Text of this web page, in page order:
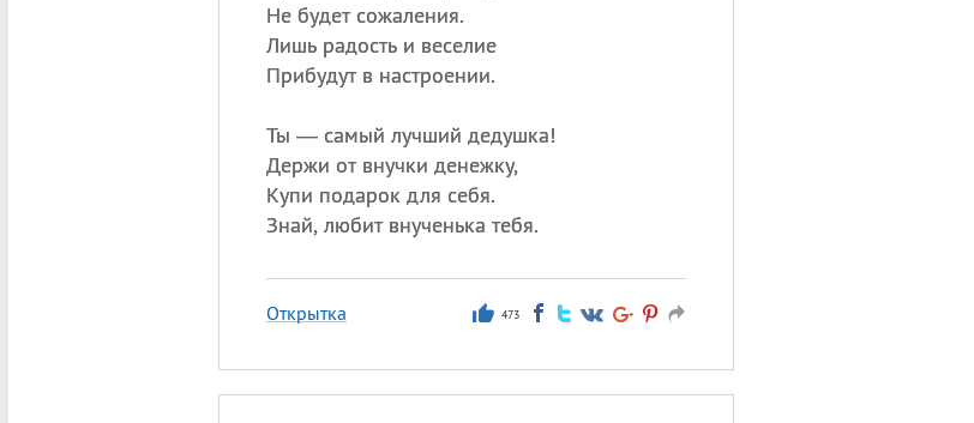
Не будет сожаления.
Лишь радость и веселие
Прибудут в настроении.
Ты — самый лучший дедушка!
Держи от внучки денежку,
Купи подарок для себя.
Знай, любит внученька тебя.
Открытка 473